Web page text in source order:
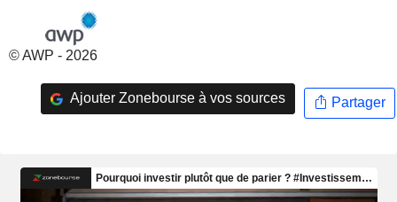
© AWP - 2026
Ajouter Zonebourse à vos sources Partager